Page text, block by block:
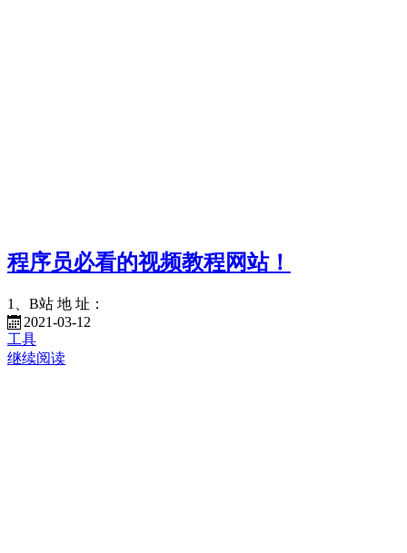
程序员必看的视频教程网站！
1、B站 地 址：
2021-03-12
工具
继续阅读